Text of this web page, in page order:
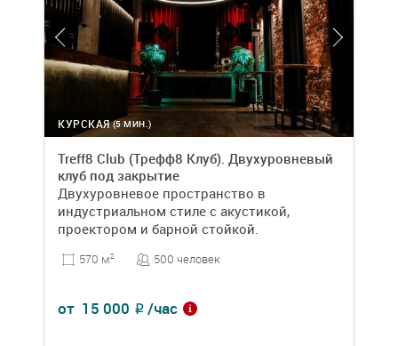
(5 МИН.)
КУРСКАЯ
Treff8 Club (Трефф8 Клуб). Двухуровневый
клуб под закрытие
Двухуровневое пространство в
индустриальном стиле с акустикой,
проектором и барной стойкой.
570 м2 500 человек
от 15 000 ₽ /час